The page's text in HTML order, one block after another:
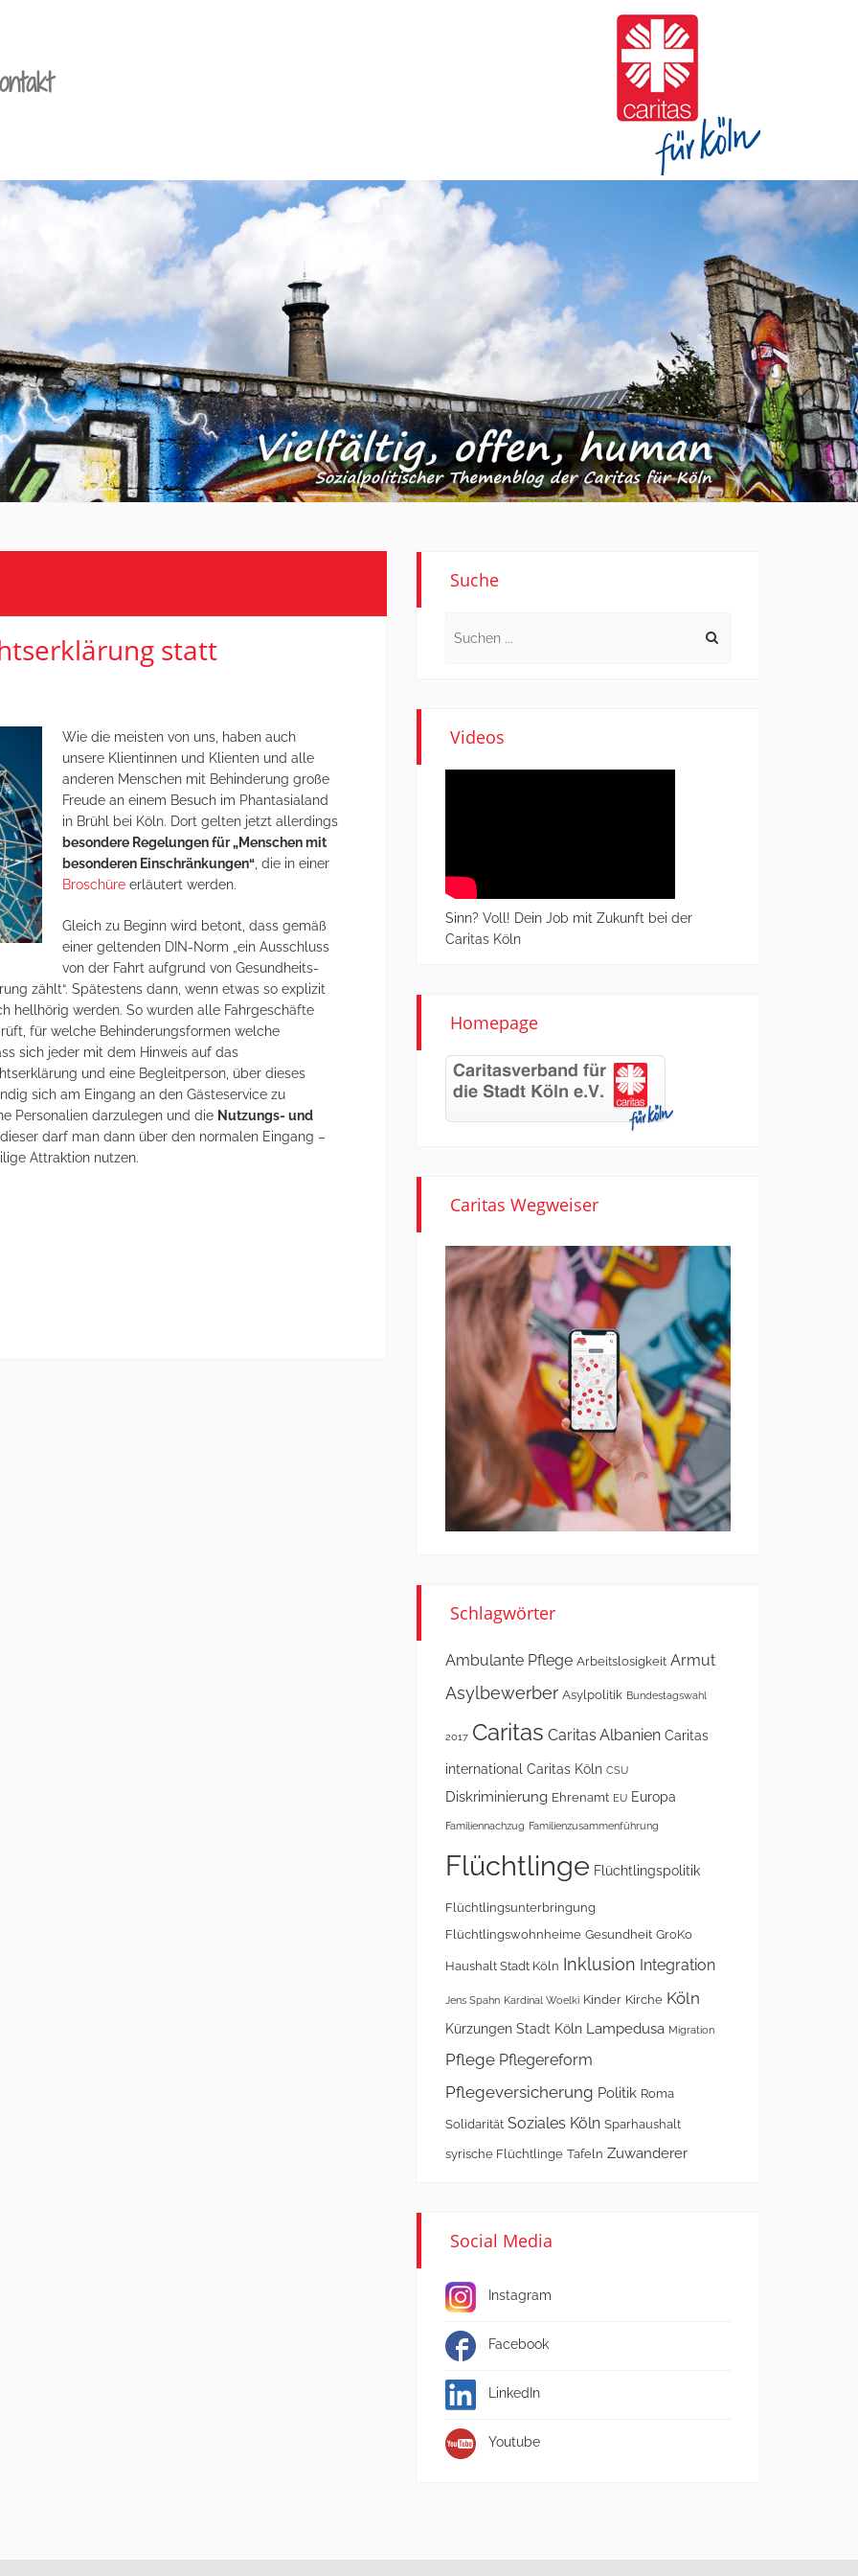
statt
Wie die meisten von uns, haben auch
unsere Klientinnen und Klienten und alle
anderen Menschen mit Behinderung große
Freude an einem Besuch im Phantasialand
in Brühl bei Köln. Dort gelten jetzt allerdings
besondere Regelungen für „Menschen mit
besonderen Einschränkungen“ , die in einer
Broschüre erläutert werden.
Gleich zu Beginn wird betont, dass gemäß
einer geltenden DIN-Norm „ein Ausschluss
von der Fahrt aufgrund von Gesundheits-
zählt“. Spätestens dann, wenn etwas so explizit
hellhörig werden. So wurden alle Fahrgeschäfte
für welche Behinderungsformen welche
sich jeder mit dem Hinweis auf das
und eine Begleitperson, über dieses
sich am Eingang an den Gästeservice zu
Personalien darzulegen und die Nutzungs- und
darf man dann über den normalen Eingang –
Attraktion nutzen.
Suche
Videos
Sinn? Voll! Dein Job mit Zukunft bei der
Caritas Köln
Homepage
Caritas Wegweiser
Schlagwörter
Ambulante Pflege Arbeitslosigkeit Armut
Asylbewerber Asylpolitik Bundestagswahl
2017 Caritas Caritas Albanien Caritas
international Caritas Köln CSU
Diskriminierung Ehrenamt EU Europa
Familiennachzug Familienzusammenführung
Flüchtlinge Flüchtlingspolitik
Flüchtlingsunterbringung
Flüchtlingswohnheime Gesundheit GroKo
Haushalt Stadt Köln Inklusion Integration
Jens Spahn Kardinal Woelki Kinder Kirche Köln
Kürzungen Stadt Köln Lampedusa Migration
Pflege Pflegereform
Pflegeversicherung Politik Roma
Solidarität Soziales Köln Sparhaushalt
syrische Flüchtlinge Tafeln Zuwanderer
Social Media
Instagram
Facebook
LinkedIn
Youtube